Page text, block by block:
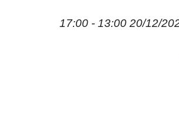
13:00 - 17:00